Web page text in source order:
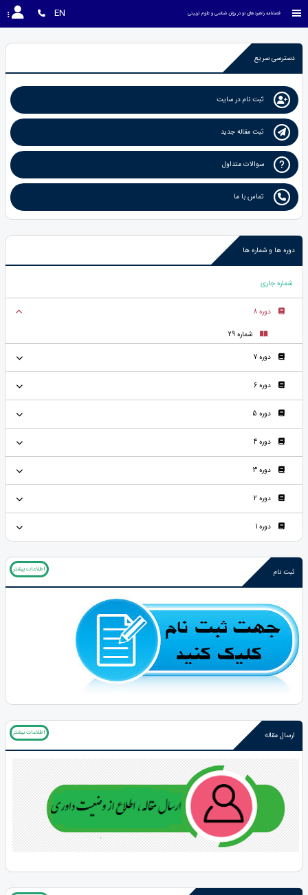
فصلنامه راهبردهای نو در روان شناسی و علوم تربیتی EN
دسترسی سریع
ثبت نام در سایت
ثبت مقاله جدید
سوالات متداول
تماس با ما
دوره ها و شماره ها
شماره جاری
دوره 8
شماره 29
دوره 7
دوره 6
دوره 5
دوره 4
دوره 3
دوره 2
دوره 1
ثبت نام اطلاعات بیشتر
ارسال مقاله اطلاعات بیشتر